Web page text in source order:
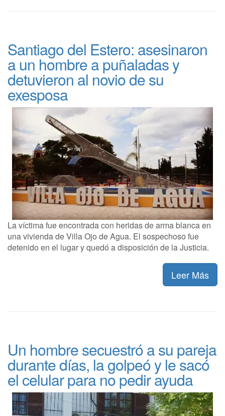
Santiago del Estero: asesinaron
a un hombre a puñaladas y
detuvieron al novio de su
exesposa
La víctima fue encontrada con heridas de arma blanca en
una vivienda de Villa Ojo de Agua. El sospechoso fue
detenido en el lugar y quedó a disposición de la Justicia.
Leer Más
Un hombre secuestró a su pareja
durante días, la golpeó y le sacó
el celular para no pedir ayuda